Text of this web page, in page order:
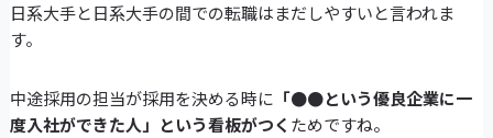
日系大手と日系大手の間での転職はまだしやすいと言われま
す。
中途採用の担当が採用を決める時に 「●●という優良企業に一
度入社ができた人」という看板がつく ためですね。